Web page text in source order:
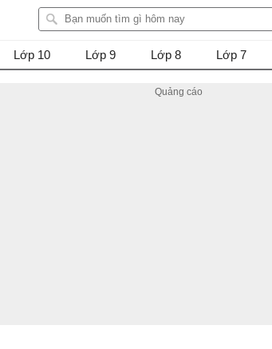
Lớp 10 Lớp 9 Lớp 8 Lớp 7